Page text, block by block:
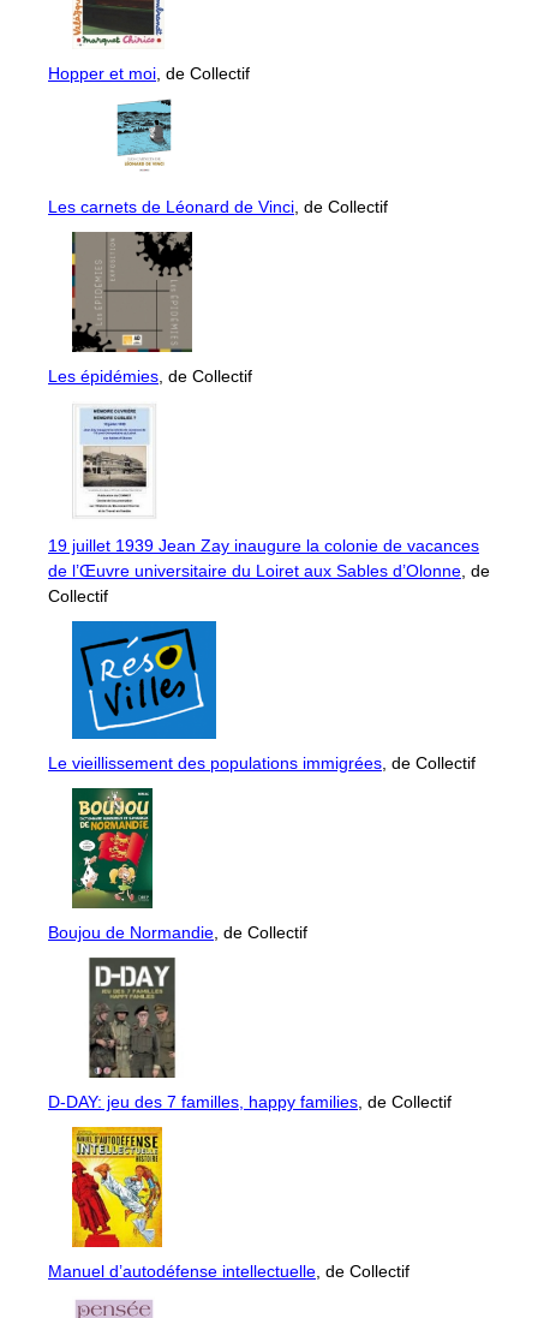
Hopper et moi, de Collectif
Les carnets de Léonard de Vinci, de Collectif
Les épidémies, de Collectif
19 juillet 1939 Jean Zay inaugure la colonie de vacances
de l’Œuvre universitaire du Loiret aux Sables d’Olonne, de
Collectif
Le vieillissement des populations immigrées, de Collectif
Boujou de Normandie, de Collectif
D-DAY: jeu des 7 familles, happy families, de Collectif
Manuel d’autodéfense intellectuelle, de Collectif